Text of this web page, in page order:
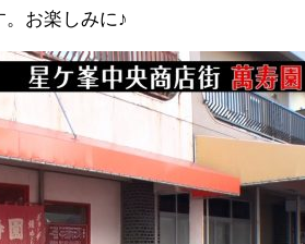
お楽しみに♪